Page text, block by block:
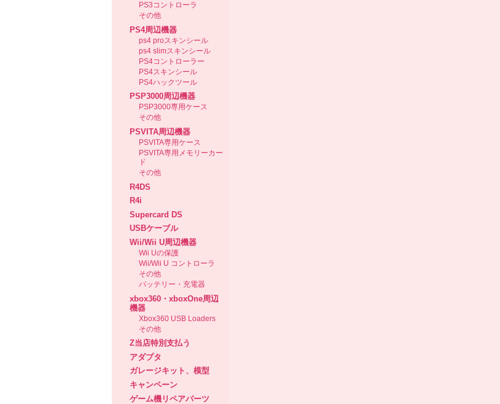
PS3コントローラ
その他
PS4周辺機器
ps4 proスキンシール
ps4 slimスキンシール
PS4コントローラー
PS4スキンシール
PS4ハックツール
PSP3000周辺機器
PSP3000専用ケース
その他
PSVITA周辺機器
PSVITA専用ケース
PSVITA専用メモリーカー
ド
その他
R4DS
R4i
Supercard DS
USBケーブル
Wii/Wii U周辺機器
Wii Uの保護
Wii/Wii U コントローラ
その他
バッテリー・充電器
xbox360・xboxOne周辺
機器
Xbox360 USB Loaders
その他
Z当店特別支払う
アダプタ
ガレージキット、模型
キャンペーン
ゲーム機リペアパーツ